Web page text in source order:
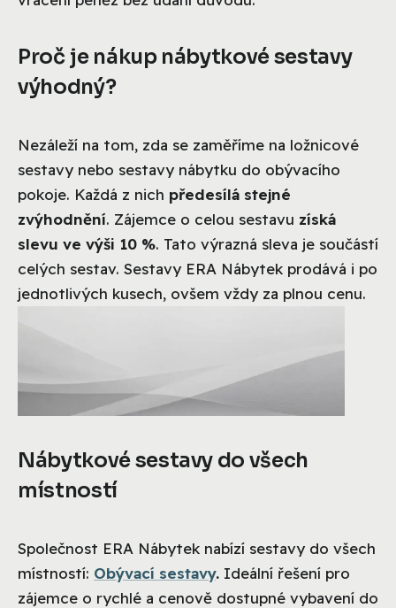
Proč je nákup nábytkové sestavy
výhodný?
Nezáleží na tom, zda se zaměříme na ložnicové
sestavy nebo sestavy nábytku do obývacího
pokoje. Každá z nich předesílá stejné
zvýhodnění. Zájemce o celou sestavu získá
slevu ve výši 10 %. Tato výrazná sleva je součástí
celých sestav. Sestavy ERA Nábytek prodává i po
jednotlivých kusech, ovšem vždy za plnou cenu.
Nábytkové sestavy do všech
místností
Společnost ERA Nábytek nabízí sestavy do všech
místností: Obývací sestavy. Ideální řešení pro
zájemce o rychlé a cenově dostupné vybavení do